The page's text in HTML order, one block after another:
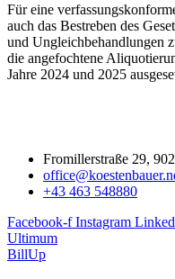
Für eine
auch das Bestreben des
und Ungleichbehandlungen
die angefochtene
Jahre 2024 und 2025
Fromillerstraße 29,
+43 463 548880
Facebook-f Instagram
Ultimum
BillUp